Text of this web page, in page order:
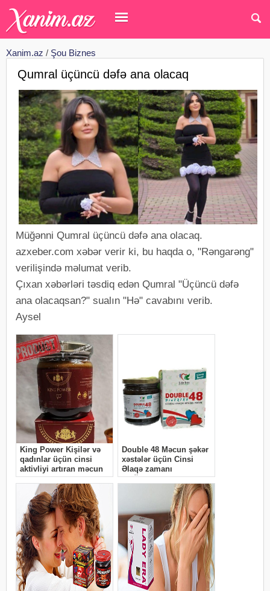
Xanim.az / Şou Biznes
Qumral üçüncü dəfə ana olacaq
Müğənni Qumral üçüncü dəfə ana olacaq.
azxeber.com xəbər verir ki, bu haqda o, "Rəngarəng"
verilişində məlumat verib.
Çıxan xəbərləri təsdiq edən Qumral "Üçüncü dəfə
ana olacaqsan?" sualın "Hə" cavabını verib.
Aysel